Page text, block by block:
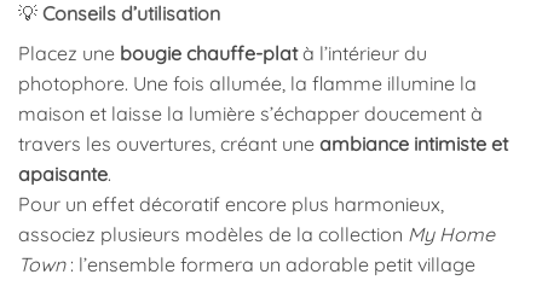
💡 Conseils d’utilisation
Placez une bougie chauffe-platà l’intérieur du
photophore. Une fois allumée, la flamme illumine la
maison et laisse la lumière s’échapper doucement à
travers les ouvertures, créant une ambiance intimiste et
apaisante.
Pour un effet décoratif encore plus harmonieux,
associez plusieurs modèles de la collection My Home
Town: l’ensemble formera un adorable petit village